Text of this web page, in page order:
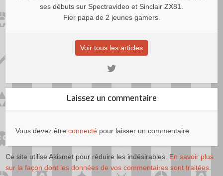
ses débuts sur Spectravideo et Sinclair ZX81.
Fier papa de 2 jeunes gamers.
Voir tous les articles
Laissez un commentaire
Vous devez êtreconnecté pour laisser un commentaire.
Ce site utilise Akismet pour réduire les indésirables. En savoir plus
sur la façon dont les données de vos commentaires sont traitées